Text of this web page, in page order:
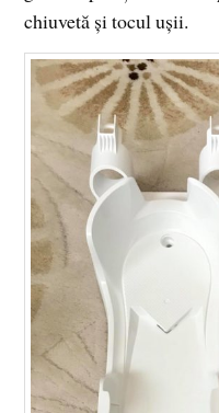
chiuvetă și tocul ușii.